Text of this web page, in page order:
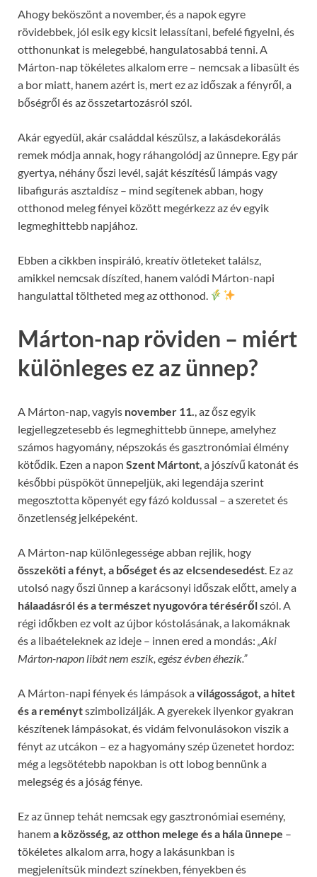
Ahogy beköszönt a november, és a napok egyre
rövidebbek, jól esik egy kicsit lelassítani, befelé figyelni, és
otthonunkat is melegebbé, hangulatosabbá tenni. A
Márton-nap tökéletes alkalom erre – nemcsak a libasült és
a bor miatt, hanem azért is, mert ez az időszak a fényről, a
bőségről és az összetartozásról szól.
Akár egyedül, akár családdal készülsz, a lakásdekorálás
remek módja annak, hogy ráhangolódj az ünnepre. Egy pár
gyertya, néhány őszi levél, saját készítésű lámpás vagy
libafigurás asztaldísz – mind segítenek abban, hogy
otthonod meleg fényei között megérkezz az év egyik
legmeghittebb napjához.
Ebben a cikkben inspiráló, kreatív ötleteket találsz,
amikkel nemcsak díszíted, hanem valódi Márton-napi
hangulattal töltheted meg az otthonod.
Márton-nap röviden – miért
különleges ez az ünnep?
A Márton-nap, vagyis november 11., az ősz egyik
legjellegzetesebb és legmeghittebb ünnepe, amelyhez
számos hagyomány, népszokás és gasztronómiai élmény
kötődik. Ezen a napon Szent Mártont, a jószívű katonát és
későbbi püspököt ünnepeljük, aki legendája szerint
megosztotta köpenyét egy fázó koldussal – a szeretet és
önzetlenség jelképeként.
A Márton-nap különlegessége abban rejlik, hogy
összeköti a fényt, a bőséget és az elcsendesedést. Ez az
utolsó nagy őszi ünnep a karácsonyi időszak előtt, amely a
hálaadásról és a természet nyugovóra térésérőlszól. A
régi időkben ez volt az újbor kóstolásának, a lakomáknak
és a libaételeknek az ideje – innen ered a mondás: „Aki
Márton-napon libát nem eszik, egész évben éhezik.”
A Márton-napi fények és lámpások avilágosságot, a hitet
és a reménytszimbolizálják. A gyerekek ilyenkor gyakran
készítenek lámpásokat, és vidám felvonulásokon viszik a
fényt az utcákon – ez a hagyomány szép üzenetet hordoz:
még a legsötétebb napokban is ott lobog bennünk a
melegség és a jóság fénye.
Ez az ünnep tehát nemcsak egy gasztronómiai esemény,
hanema közösség, az otthon melege és a hála ünnepe –
tökéletes alkalom arra, hogy a lakásunkban is
megjelenítsük mindezt színekben, fényekben és